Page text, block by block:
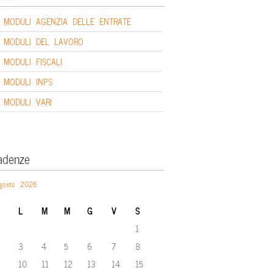
MODULI AGENZIA DELLE ENTRATE
MODULI DEL LAVORO
MODULI FISCALI
MODULI INPS
MODULI VARI
2026
L M M G V S
1
3 4 5 6 7
8
10 11 12 13 14
15